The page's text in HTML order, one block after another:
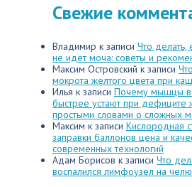
Свежие
Владимир к записи Что делать,
не идет моча: советы и
Максим Островский к записи
мокрота желтого цвета при
Илья к записи Почему мышцы
быстрее устают при дефиците
простыми словами о сложных
Максим к записи Кислородная
заправки баллонов цена и
современных технологий
Адам Борисов к записи Что
воспалился лимфоузел на